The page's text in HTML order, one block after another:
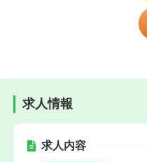
求人情報
求人内容